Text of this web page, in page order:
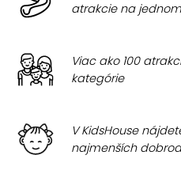
atrakcie na
Viac ako 100
kategórie
V KidsHouse
najmenších